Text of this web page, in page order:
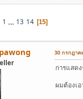
1 ... 13 14 15
30 กรกฎาค
การแสด
ผมต้องเ